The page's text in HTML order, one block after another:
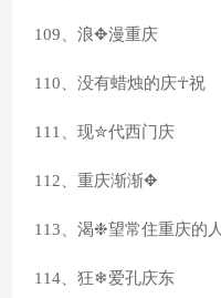
109、浪✥漫重庆
110、没有蜡烛的庆☥祝
111、现✮代西门庆
112、重庆渐渐✥
113、渴❉望常住重庆的人
114、狂❄爱孔庆东